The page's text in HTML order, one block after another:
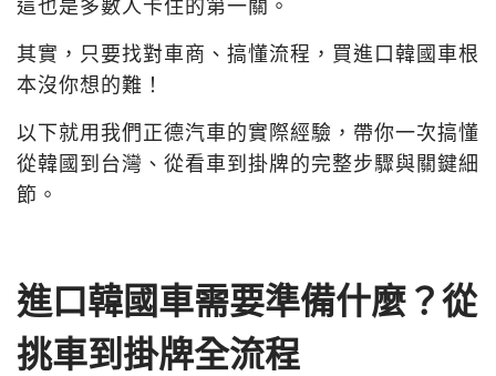
這也是多數人卡住的第一關。
其實，只要找對車商、搞懂流程，買進口韓國車根
本沒你想的難！
以下就用我們正德汽車的實際經驗，帶你一次搞懂
從韓國到台灣、從看車到掛牌的完整步驟與關鍵細
節。
進口韓國車需要準備什麼？從
挑車到掛牌全流程